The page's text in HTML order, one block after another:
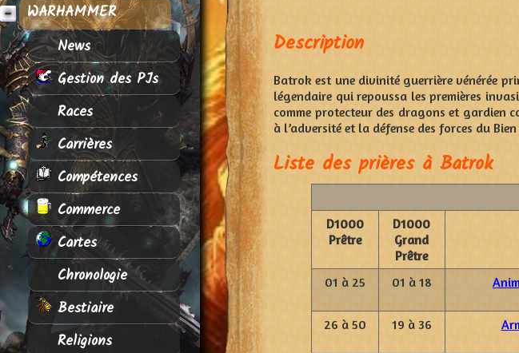
WARHAMMER
News
Gestion des PJs
Races
Carrières
Compétences
Commerce
Cartes
Chronologie
Bestiaire
Religions
Description
Batrok est une divinité guerrière vénérée
légendaire qui repoussa les premières
comme protecteur des dragons et gardien
à l’adversité et la défense des forces du
Liste des prières à Batrok
D1000
Prêtre
D1000
Grand
Prêtre
01 à 25 01 à 18
26 à 50
19 à 36